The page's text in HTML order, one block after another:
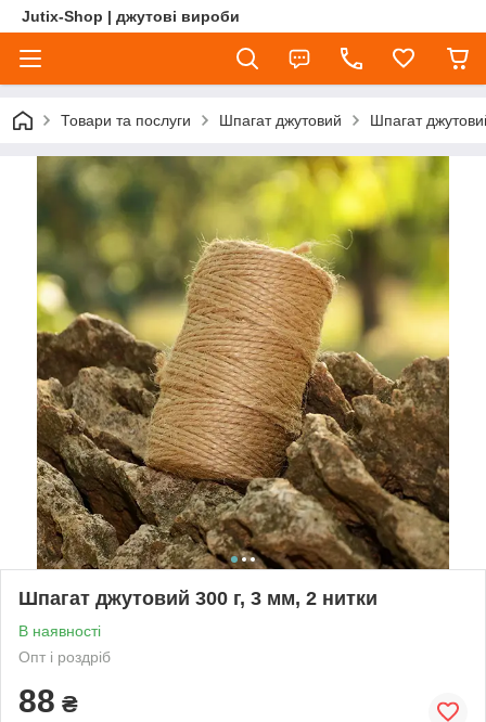
Jutix-Shop | джутові вироби
Товари та послуги Шпагат джутовий Шпагат
Шпагат джутовий 300 г, 3 мм, 2 нитки
В наявності
Опт і роздріб
88 ₴